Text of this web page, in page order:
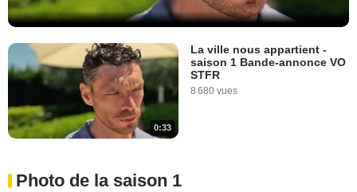
0:33
La ville nous appartient -
saison 1 Bande-annonce VO
STFR
8 680 vues
Photo de la saison 1